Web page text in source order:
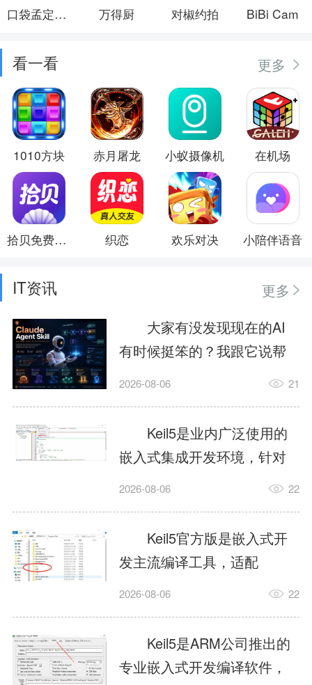
口袋孟定耿马 万得厨 对椒约拍 BiBi Cam
看一看 更多
1010方块 赤月屠龙 小蚁摄像机 在机场
拾贝免费小说 织恋 欢乐对决 小陪伴语音
IT资讯
更多
大家有没发现现在的AI
有时候挺笨的？我跟它说帮
我订个明天早上的闹钟，它
这样？因为AI，就是个只会
耍嘴皮子的书呆子。它脑子
里有海量知识，但没有真正
激发出来实力。而
AgentSkill，就是给AI大脑装
上的一双机械手，它真的能
解决很多问题。1什么是
AgentSkillSkill指...
2026-08-06 21
Keil5是业内广泛使用的
嵌入式集成开发环境，针对
ARM、51内核单片机提供编
力，代码编译稳定，调试工
具成熟，大量开源项目基于
该平台开发。新项目需要单
独下载对应芯片支持包，新
手配置难度较高，正版商业
授权费用不菲，未授权版本
存在程序容量限制，适合硬
2026-08-06 22
Keil5官方版是嵌入式开
发主流编译工具，适配
STM32、51单片机等多款芯
在线调试、代码仿真，兼容
众多厂商芯片安装包。软件
需要手动添加器件库，初次
2026-08-06 22
Keil5是ARM公司推出的
专业嵌入式开发编译软件，